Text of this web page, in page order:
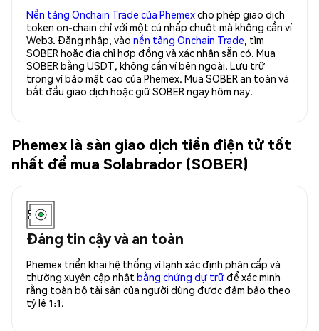
Nền tảng Onchain Trade của Phemexcho phép giao dịch
token on-chain chỉ với một cú nhấp chuột mà không cần ví
Web3. Đăng nhập, vào nền tảng Onchain Trade, tìm
SOBER hoặc địa chỉ hợp đồng và xác nhận sẵn có. Mua
SOBER bằng USDT, không cần ví bên ngoài. Lưu trữ
trong ví bảo mật cao của Phemex. Mua SOBER an toàn và
bắt đầu giao dịch hoặc giữ SOBER ngay hôm nay.
Phemex là sàn giao dịch tiền điện tử tốt
nhất để mua Solabrador (SOBER)
Đáng tin cậy và an toàn
Phemex triển khai hệ thống ví lạnh xác định phân cấp và
thường xuyên cập nhật bằng chứng dự trữđể xác minh
rằng toàn bộ tài sản của người dùng được đảm bảo theo
tỷ lệ 1:1.